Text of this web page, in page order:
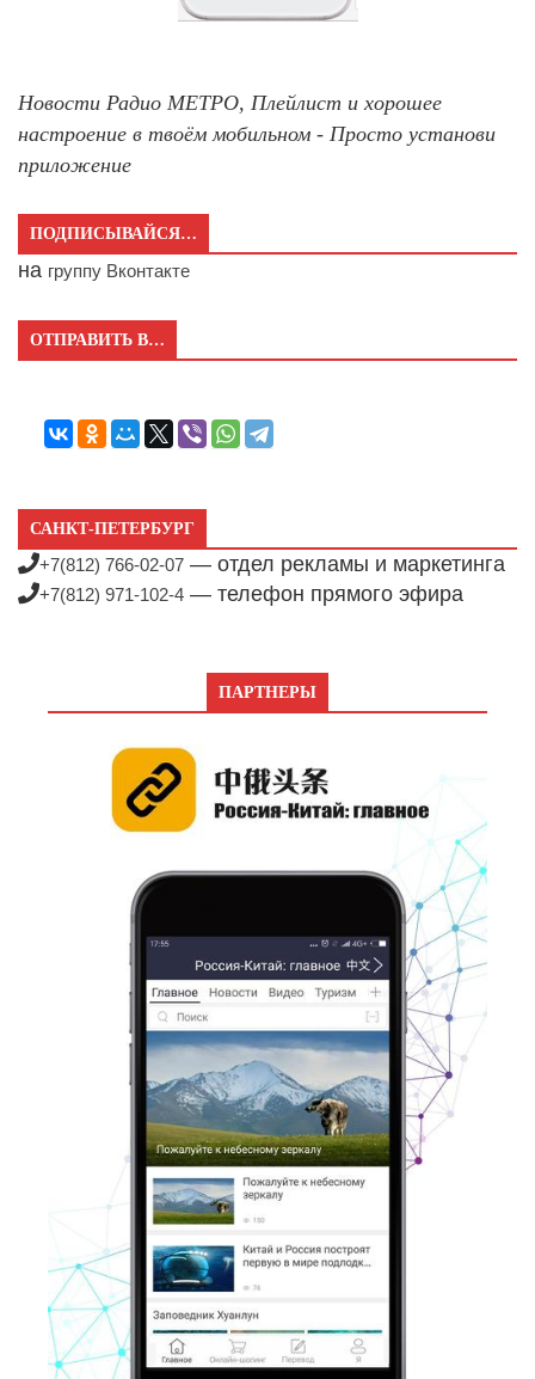
Новости Радио МЕТРО, Плейлист и хорошее
настроение в твоём мобильном - Просто установи
приложение
ПОДПИСЫВАЙСЯ…
на группу Вконтакте
ОТПРАВИТЬ В…
САНКТ-ПЕТЕРБУРГ
+7(812) 766-02-07 — отдел рекламы и маркетинга
+7(812) 971-102-4 — телефон прямого эфира
ПАРТНЕРЫ